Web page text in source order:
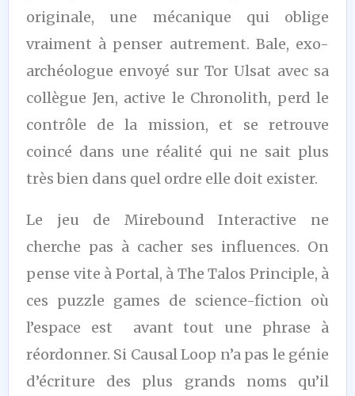
originale, une mécanique qui oblige
vraiment à penser autrement. Bale, exo-
archéologue envoyé sur Tor Ulsat avec sa
collègue Jen, active le Chronolith, perd le
contrôle de la mission, et se retrouve
coincé dans une réalité qui ne sait plus
très bien dans quel ordre elle doit exister.
Le jeu de Mirebound Interactive ne
cherche pas à cacher ses influences. On
pense vite à Portal, à The Talos Principle, à
ces puzzle games de science-fiction où
l’espace est avant tout une phrase à
réordonner. Si Causal Loop n’a pas le génie
d’écriture des plus grands noms qu’il